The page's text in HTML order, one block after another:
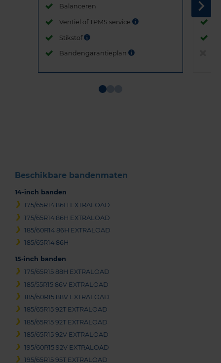
Balanceren
Ventiel of TPMS service
Stikstof
Bandengarantieplan
Beschikbare bandenmaten
14-inch banden
175/65R14 86H EXTRALOAD
175/65R14 86H EXTRALOAD
185/60R14 86H EXTRALOAD
185/65R14 86H
15-inch banden
175/65R15 88H EXTRALOAD
185/55R15 86V EXTRALOAD
185/60R15 88V EXTRALOAD
185/65R15 92T EXTRALOAD
185/65R15 92T EXTRALOAD
185/65R15 92V EXTRALOAD
195/60R15 92V EXTRALOAD
195/65R15 95T EXTRALOAD